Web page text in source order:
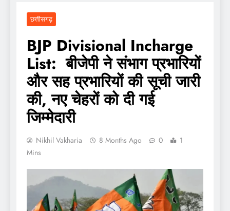
छत्तीसगढ़
BJP Divisional Incharge
List: बीजेपी ने संभाग प्रभारियों
और सह प्रभारियों की सूची जारी
की, नए चेहरों को दी गई
जिम्मेदारी
Nikhil Vakharia 8 Months Ago 0
1
Mins